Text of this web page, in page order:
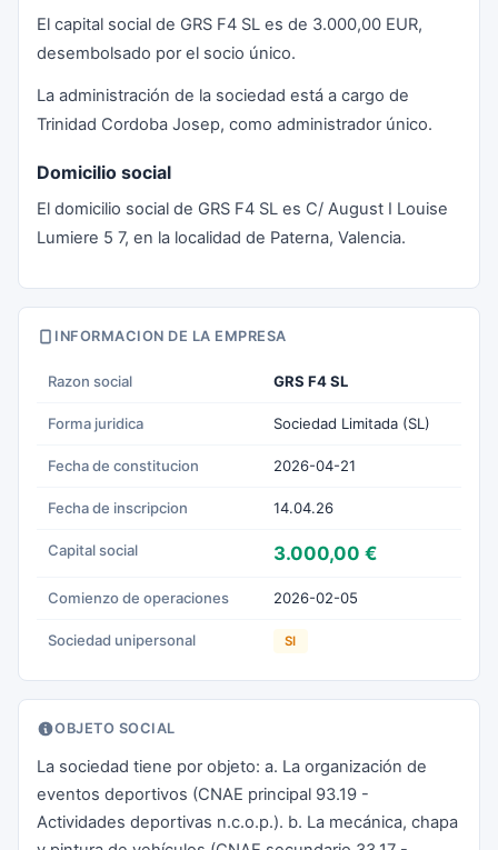
El capital social de GRS F4 SL es de 3.000,00 EUR,
desembolsado por el socio único.
La administración de la sociedad está a cargo de
Trinidad Cordoba Josep, como administrador único.
Domicilio social
El domicilio social de GRS F4 SL es C/ August I Louise
Lumiere 5 7, en la localidad de Paterna, Valencia.
INFORMACION DE LA EMPRESA
Razon social GRS F4 SL
Forma juridica Sociedad Limitada (SL)
Fecha de constitucion 2026-04-21
Fecha de inscripcion 14.04.26
Capital social 3.000,00 €
Comienzo de operaciones 2026-02-05
Sociedad unipersonal SI
OBJETO SOCIAL
La sociedad tiene por objeto: a. La organización de
eventos deportivos (CNAE principal 93.19 -
Actividades deportivas n.c.o.p.). b. La mecánica, chapa